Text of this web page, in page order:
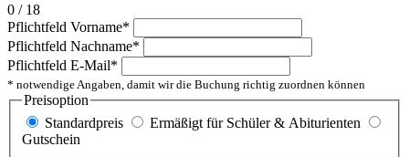
0 / 18
Pflichtfeld Vorname*
Pflichtfeld Nachname*
Pflichtfeld E-Mail*
* notwendige Angaben, damit wir die Buchung richtig zuordnen können
Preisoption
Standardpreis
Ermäßigt für Schüler & Abiturienten
Gutschein